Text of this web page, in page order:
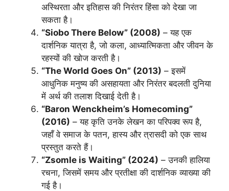
अस्थिरता और इतिहास की निरंतर हिंसा को देखा जा
सकता है।
“Siobo There Below” (2008) – यह एक
दार्शनिक यात्रा है, जो कला, आध्यात्मिकता और जीवन के
रहस्यों की खोज करती है।
“The World Goes On” (2013) – इसमें
आधुनिक मनुष्य की असहायता और निरंतर बदलती दुनिया
में अर्थ की तलाश दिखाई देती है।
“Baron Wenckheim’s Homecoming”
(2016) – यह कृति उनके लेखन का परिपक्व रूप है,
जहाँ वे समाज के पतन, हास्य और त्रासदी को एक साथ
प्रस्तुत करते हैं।
“Zsomle is Waiting” (2024) – उनकी हालिया
रचना, जिसमें समय और प्रतीक्षा की दार्शनिक व्याख्या की
गई है।